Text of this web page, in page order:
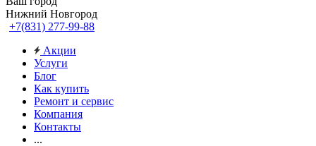
Нижний Новгород
+7(831) 277-99-88
Акции
Услуги
Блог
Как купить
Ремонт и сервис
Компания
Контакты
...